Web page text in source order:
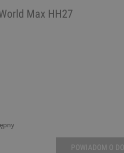
Max HH27
POWIADOM O